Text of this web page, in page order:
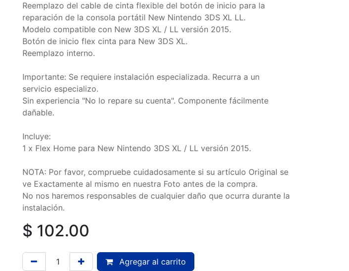
Reemplazo del cable de cinta flexible del botón de inicio para la
reparación de la consola portátil New Nintendo 3DS XL LL.
Modelo compatible con New 3DS XL / LL versión 2015.
Botón de inicio flex cinta para New 3DS XL.
Reemplazo interno.
Importante: Se requiere instalación especializada. Recurra a un
servicio especializo.
Sin experiencia "No lo repare su cuenta". Componente fácilmente
dañable.
Incluye:
1 x Flex Home para New Nintendo 3DS XL / LL versión 2015.
NOTA: Por favor, compruebe cuidadosamente si su artículo Original se
ve Exactamente al mismo en nuestra Foto antes de la compra.
No nos haremos responsables de cualquier daño que ocurra durante la
instalación.
$ 102.00
Agregar al carrito